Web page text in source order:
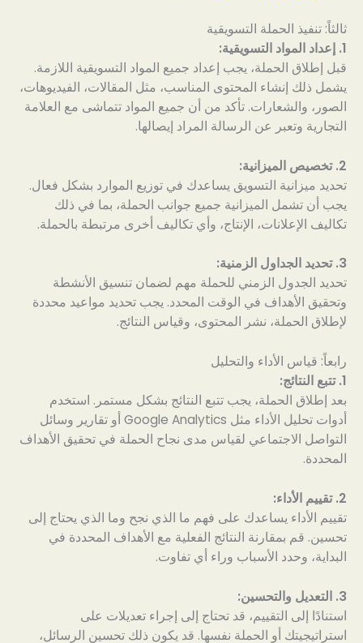
ثالثاً: تنفيذ الحملة التسويقية
1. إعداد المواد التسويقية:
قبل إطلاق الحملة، يجب إعداد جميع المواد التسويقية اللازمة.
يشمل ذلك إنشاء المحتوى المناسب، مثل المقالات، الفيديوهات،
الصور، والشعارات. تأكد من أن جميع المواد تتماشى مع العلامة
التجارية وتعبر عن الرسالة المراد إيصالها.
2. تخصيص الميزانية:
تحديد ميزانية التسويق يساعدك في توزيع الموارد بشكل فعال.
يجب أن تشمل الميزانية جميع جوانب الحملة، بما في ذلك
تكاليف الإعلانات، الإنتاج، وأي تكاليف أخرى مرتبطة بالحملة.
3. تحديد الجداول الزمنية:
تحديد الجدول الزمني للحملة مهم لضمان تنسيق الأنشطة
وتحقيق الأهداف في الوقت المحدد. يجب تحديد مواعيد محددة
لإطلاق الحملة، نشر المحتوى، وقياس النتائج.
رابعاً: قياس الأداء والتحليل
1. تتبع النتائج:
بعد إطلاق الحملة، يجب تتبع النتائج بشكل مستمر. استخدم
أدوات تحليل الأداء مثل Google Analytics أو تقارير وسائل
التواصل الاجتماعي لقياس مدى نجاح الحملة في تحقيق الأهداف
المحددة.
2. تقييم الأداء:
تقييم الأداء يساعدك على فهم ما الذي نجح وما الذي يحتاج إلى
تحسين. قم بمقارنة النتائج الفعلية مع الأهداف المحددة في
البداية، وحدد الأسباب وراء أي تفاوت.
3. التعديل والتحسين:
استنادًا إلى التقييم، قد تحتاج إلى إجراء تعديلات على
استراتيجيتك أو الحملة نفسها. قد يكون ذلك تحسين الرسائل،